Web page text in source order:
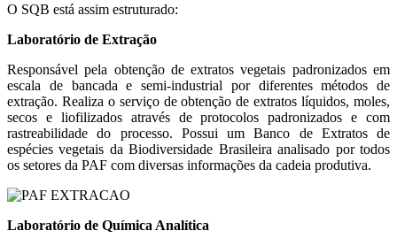
O SQB está assim estruturado:
Laboratório de Extração
Responsável pela obtenção de extratos vegetais padronizados em
escala de bancada e semi-industrial por diferentes métodos de
extração. Realiza o serviço de obtenção de extratos líquidos, moles,
secos e liofilizados através de protocolos padronizados e com
rastreabilidade do processo. Possui um Banco de Extratos de
espécies vegetais da Biodiversidade Brasileira analisado por todos
os setores da PAF com diversas informações da cadeia produtiva.
Laboratório de Química Analítica